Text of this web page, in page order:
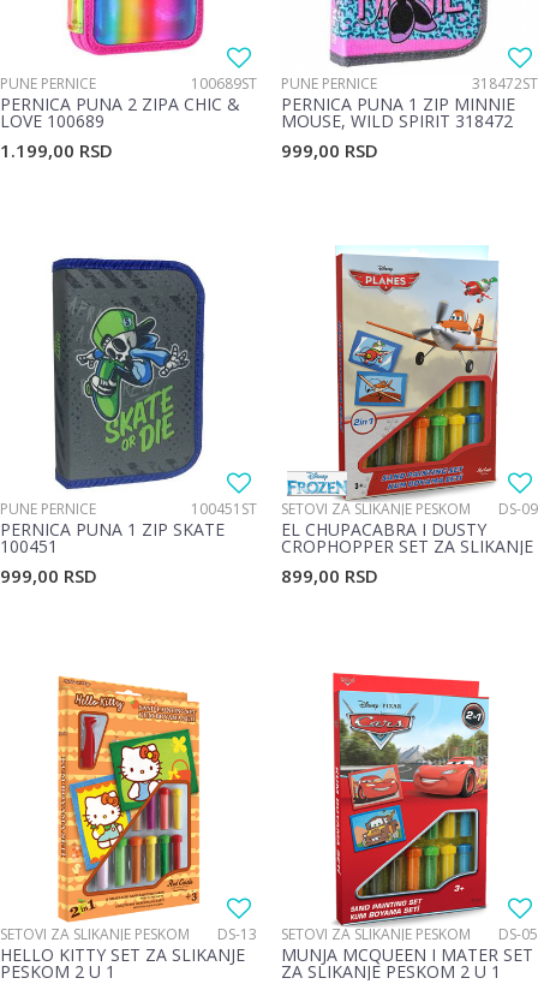
PUNE PERNICE 100689ST
PERNICA PUNA 2 ZIPA CHIC &
LOVE 100689
1.199,00 RSD
PUNE PERNICE 318472ST
PERNICA PUNA 1 ZIP MINNIE
MOUSE, WILD SPIRIT 318472
999,00 RSD
PUNE PERNICE 100451ST
PERNICA PUNA 1 ZIP SKATE
100451
999,00 RSD
SETOVI ZA SLIKANJE PESKOM DS-09
EL CHUPACABRA I DUSTY
CROPHOPPER SET ZA SLIKANJE
899,00 RSD
SETOVI ZA SLIKANJE PESKOM DS-13
HELLO KITTY SET ZA SLIKANJE
PESKOM 2 U 1
SETOVI ZA SLIKANJE PESKOM DS-05
MUNJA MCQUEEN I MATER SET
ZA SLIKANJE PESKOM 2 U 1